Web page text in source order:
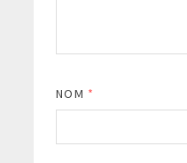
NOM *